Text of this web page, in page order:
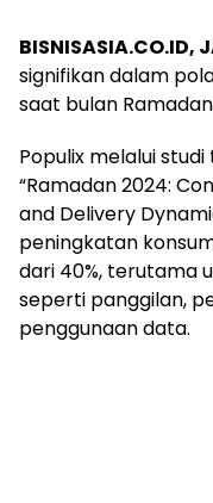
BISNISASIA.CO.ID,
signifikan dalam
saat bulan
Populix melalui
“Ramadan 2024:
and Delivery
peningkatan
dari 40%, terutama
seperti panggilan,
penggunaan data.